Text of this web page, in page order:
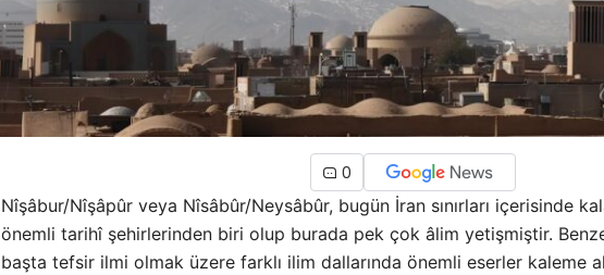
0
Nîşâbur/Nîşâpûr veya Nîsâbûr/Neysâbûr, bugün İran sınırları içerisinde
önemli tarihî şehirlerinden biri olup burada pek çok âlim yetişmiştir.
başta tefsir ilmi olmak üzere farklı ilim dallarında önemli eserler kaleme